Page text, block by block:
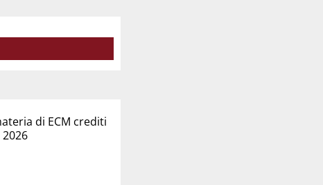
di ECM crediti